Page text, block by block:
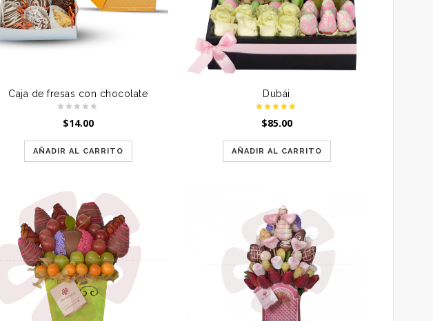
Caja de fresas con chocolate
$14.00
AÑADIR AL CARRITO
Dubái
$85.00
AÑADIR AL CARRITO